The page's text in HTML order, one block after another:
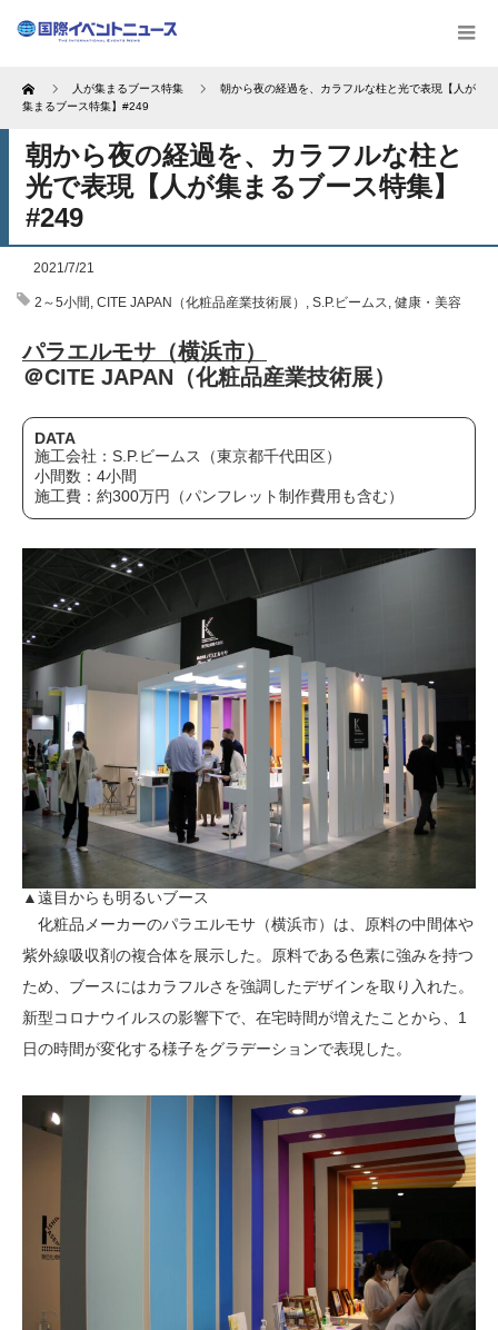
Home 人が集まるブース特集
朝から夜の経過を、カラフルな柱と光で表現【人が
集まるブース特集】#249
朝から夜の経過を、カラフルな柱と
光で表現【人が集まるブース特集】
#249
2021/7/21
2～5小間 , CITE JAPAN（化粧品産業技術展） , S.P.ビームス, 健康・美容
パラエルモサ（横浜市）
＠CITE JAPAN（化粧品産業技術展）
DATA
施工会社：S.P.ビームス（東京都千代田区）
小間数：4小間
施工費：約300万円（パンフレット制作費用も含む）
▲遠目からも明るいブース
化粧品メーカーのパラエルモサ（横浜市）は、原料の中間体や
紫外線吸収剤の複合体を展示した。原料である色素に強みを持つ
ため、ブースにはカラフルさを強調したデザインを取り入れた。
新型コロナウイルスの影響下で、在宅時間が増えたことから、1
日の時間が変化する様子をグラデーションで表現した。